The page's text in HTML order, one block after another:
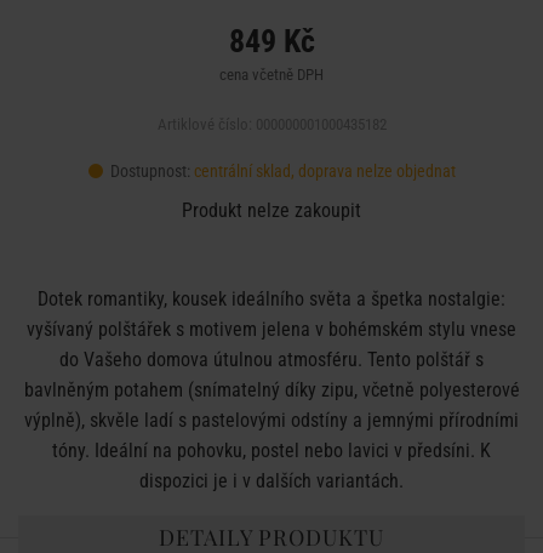
849 Kč
cena včetně DPH
Dostupnost: centrální sklad, doprava nelze objednat
Produkt nelze zakoupit
Dotek romantiky, kousek ideálního světa a špetka nostalgie:
vyšívaný polštářek s motivem jelena v bohémském stylu vnese
do Vašeho domova útulnou atmosféru. Tento polštář s
bavlněným potahem (snímatelný díky zipu, včetně polyesterové
výplně), skvěle ladí s pastelovými odstíny a jemnými přírodními
tóny. Ideální na pohovku, postel nebo lavici v předsíni. K
dispozici je i v dalších variantách.
DETAILY PRODUKTU